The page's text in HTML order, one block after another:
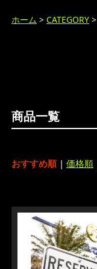
ホーム > CATEGORY >
商品一覧
おすすめ順| 価格順